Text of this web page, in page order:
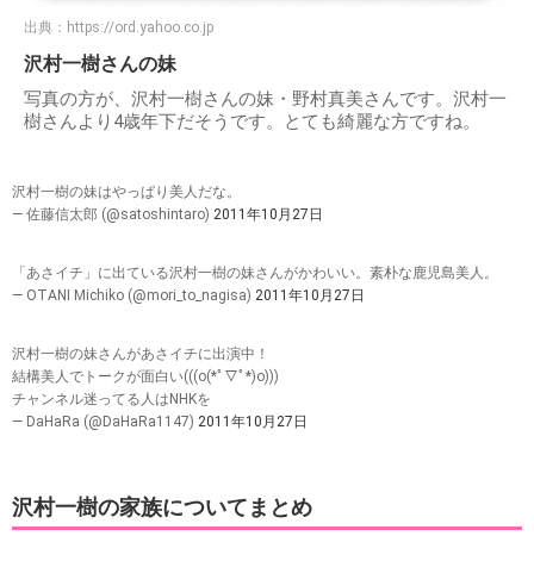
出典： https://ord.yahoo.co.jp
沢村一樹さんの妹
写真の方が、沢村一樹さんの妹・野村真美さんです。沢村一
樹さんより4歳年下だそうです。とても綺麗な方ですね。
沢村一樹の妹はやっぱり美人だな。
— 佐藤信太郎 (@satoshintaro) 2011年10月27日
「あさイチ」に出ている沢村一樹の妹さんがかわいい。素朴な鹿児島美人。
— OTANI Michiko (@mori_to_nagisa) 2011年10月27日
沢村一樹の妹さんがあさイチに出演中！
結構美人でトークが面白い(((o(*ﾟ▽ﾟ*)o)))
チャンネル迷ってる人はNHKを
— DaHaRa (@DaHaRa1147) 2011年10月27日
沢村一樹の家族についてまとめ